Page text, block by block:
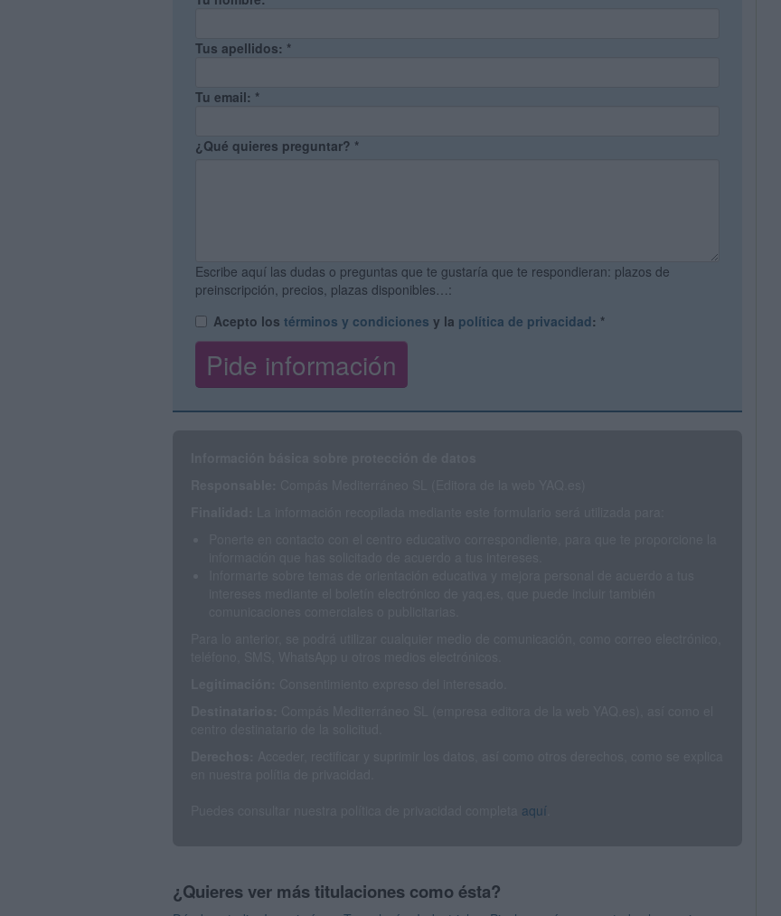
Tus apellidos: *
Tu email: *
¿Qué quieres preguntar? *
Escribe aquí las dudas o preguntas que te gustaría que te respondieran: plazos de
preinscripción, precios, plazas disponibles…:
Acepto los términos y condiciones y la política de privacidad: *
aquí
¿Quieres ver más titulaciones como ésta?